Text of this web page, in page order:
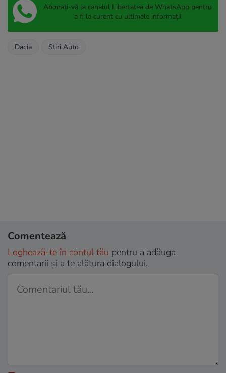
Abonați-vă la canalul Libertatea de WhatsApp pentru
a fi la curent cu ultimele informații
Dacia Stiri Auto
Comentează
Loghează-te în contul tău pentru a adăuga
comentarii și a te alătura dialogului.